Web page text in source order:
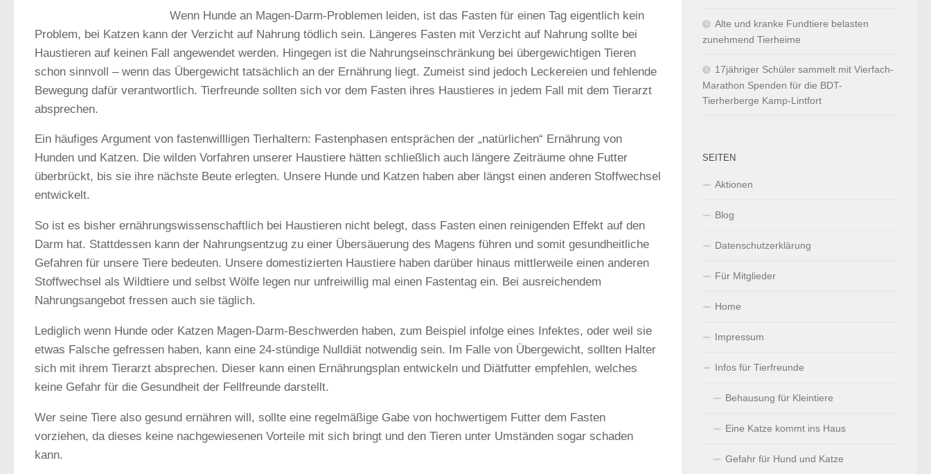
Wenn Hunde an Magen-Darm-Problemen leiden, ist das Fasten für einen Tag eigentlich kein
Problem, bei Katzen kann der Verzicht auf Nahrung tödlich sein. Längeres Fasten mit Verzicht auf Nahrung sollte bei
Haustieren auf keinen Fall angewendet werden. Hingegen ist die Nahrungseinschränkung bei übergewichtigen Tieren
schon sinnvoll – wenn das Übergewicht tatsächlich an der Ernährung liegt. Zumeist sind jedoch Leckereien und fehlende
Bewegung dafür verantwortlich. Tierfreunde sollten sich vor dem Fasten ihres Haustieres in jedem Fall mit dem Tierarzt
absprechen.
Ein häufiges Argument von fastenwillligen Tierhaltern: Fastenphasen entsprächen der „natürlichen“ Ernährung von
Hunden und Katzen. Die wilden Vorfahren unserer Haustiere hätten schließlich auch längere Zeiträume ohne Futter
überbrückt, bis sie ihre nächste Beute erlegten. Unsere Hunde und Katzen haben aber längst einen anderen Stoffwechsel
entwickelt.
So ist es bisher ernährungswissenschaftlich bei Haustieren nicht belegt, dass Fasten einen reinigenden Effekt auf den
Darm hat. Stattdessen kann der Nahrungsentzug zu einer Übersäuerung des Magens führen und somit gesundheitliche
Gefahren für unsere Tiere bedeuten. Unsere domestizierten Haustiere haben darüber hinaus mittlerweile einen anderen
Stoffwechsel als Wildtiere und selbst Wölfe legen nur unfreiwillig mal einen Fastentag ein. Bei ausreichendem
Nahrungsangebot fressen auch sie täglich.
Lediglich wenn Hunde oder Katzen Magen-Darm-Beschwerden haben, zum Beispiel infolge eines Infektes, oder weil sie
etwas Falsche gefressen haben, kann eine 24-stündige Nulldiät notwendig sein. Im Falle von Übergewicht, sollten Halter
sich mit ihrem Tierarzt absprechen. Dieser kann einen Ernährungsplan entwickeln und Diätfutter empfehlen, welches
keine Gefahr für die Gesundheit der Fellfreunde darstellt.
Wer seine Tiere also gesund ernähren will, sollte eine regelmäßige Gabe von hochwertigem Futter dem Fasten
vorziehen, da dieses keine nachgewiesenen Vorteile mit sich bringt und den Tieren unter Umständen sogar schaden
kann.
Alte und kranke Fundtiere belasten
zunehmend Tierheime
17jähriger Schüler sammelt mit Vierfach-
Marathon Spenden für die BDT-
Tierherberge Kamp-Lintfort
SEITEN
Aktionen
Blog
Datenschutzerklärung
Für Mitglieder
Home
Impressum
Infos für Tierfreunde
Behausung für Kleintiere
Eine Katze kommt ins Haus
Gefahr für Hund und Katze